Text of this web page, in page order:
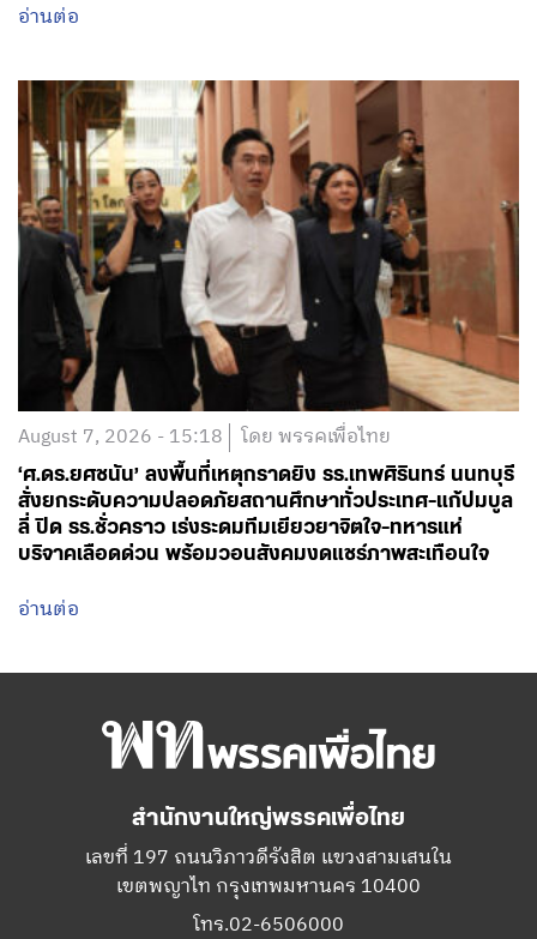
อ่านต่อ
August 7, 2026 - 15:18 โดย พรรคเพื่อไทย
‘ศ.ดร.ยศชนัน’ ลงพื้นที่เหตุกราดยิง รร.เทพศิรินทร์ นนทบุรี
สั่งยกระดับความปลอดภัยสถานศึกษาทั่วประเทศ-แก้ปมบูล
ลี่ ปิด รร.ชั่วคราว เร่งระดมทีมเยียวยาจิตใจ-ทหารแห่
บริจาคเลือดด่วน พร้อมวอนสังคมงดแชร์ภาพสะเทือนใจ
อ่านต่อ
สำนักงานใหญ่พรรคเพื่อไทย
เลขที่ 197 ถนนวิภาวดีรังสิต แขวงสามเสนใน
เขตพญาไท กรุงเทพมหานคร 10400
โทร.02-6506000